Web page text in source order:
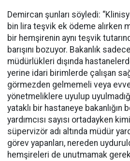
Demircan şunları söyledi:
bin lira teşvik ek ödeme alırken
bir hemşirenin aynı teşvik
barışını bozuyor. Bakanlık
müdürlükleri dışında
yerine idari birimlerde çalışan
görmezden gelmemeli veya
yönetmeliklere uyulup
yataklı bir hastaneye bakanlığın
yardımcısı sayısı ortadayken
süpervizör adı altında müdür
görev yapanları, nereden
hemşireleri de unutmamak